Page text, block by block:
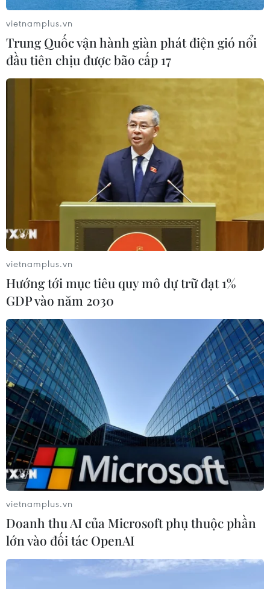
TIN CÙNG CHUYÊN MỤC
Lâm Đồng vào cao điểm vụ cá Nam,
ngư dân phấn khởi vươn khơi
vietnamplus.vn
Trung Quốc vận hành giàn phát điện gió nổi
đầu tiên chịu được bão cấp 17
vietnamplus.vn
Hướng tới mục tiêu quy mô dự trữ đạt 1%
GDP vào năm 2030
vietnamplus.vn
Doanh thu AI của Microsoft phụ thuộc phần
lớn vào đối tác OpenAI